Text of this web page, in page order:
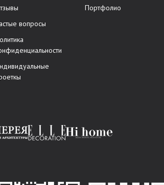
вопросы
Портфолио